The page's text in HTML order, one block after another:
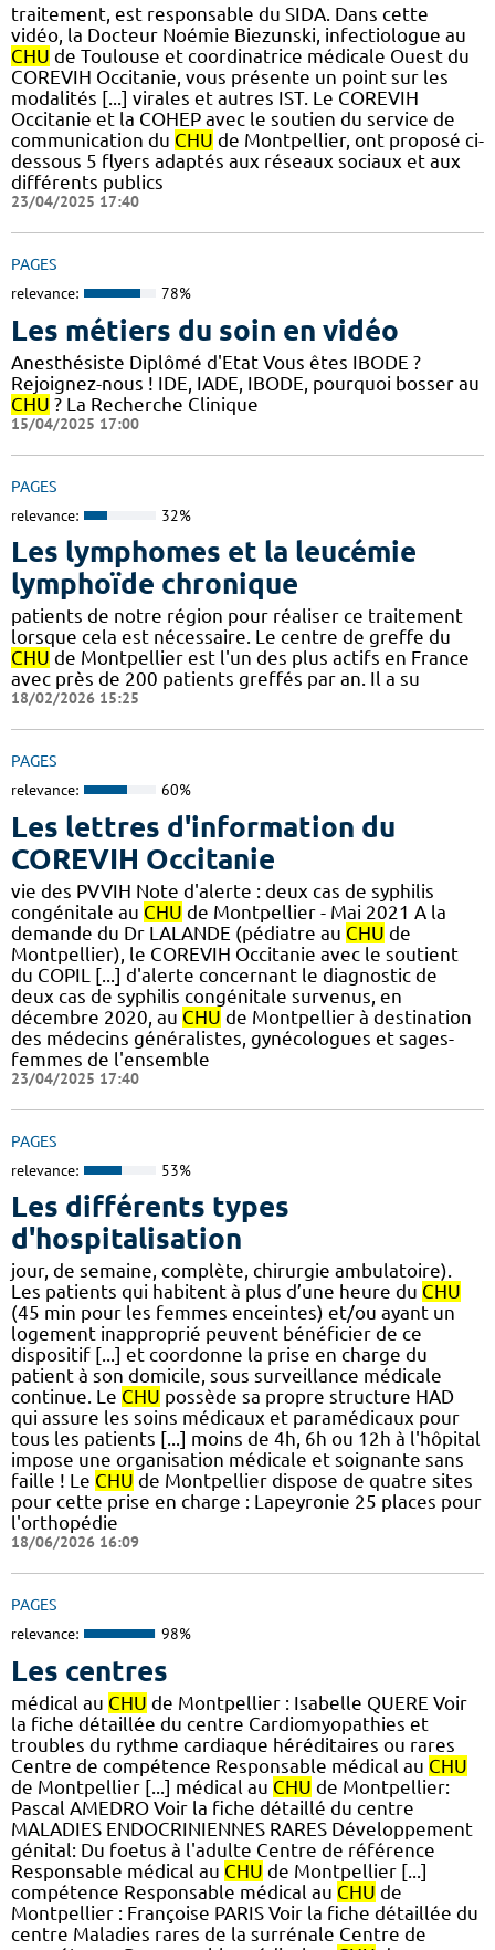
traitement, est responsable du SIDA. Dans cette
vidéo, la Docteur Noémie Biezunski, infectiologue au
CHU de Toulouse et coordinatrice médicale Ouest du
COREVIH Occitanie, vous présente un point sur les
modalités [...] virales et autres IST. Le COREVIH
Occitanie et la COHEP avec le soutien du service de
communication du CHU de Montpellier, ont proposé ci-
dessous 5 flyers adaptés aux réseaux sociaux et aux
différents publics
23/04/2025 17:40
PAGES
relevance: 78%
Les métiers du soin en vidéo
Anesthésiste Diplômé d'Etat Vous êtes IBODE ?
Rejoignez-nous ! IDE, IADE, IBODE, pourquoi bosser au
CHU ? La Recherche Clinique
15/04/2025 17:00
PAGES
relevance: 32%
Les lymphomes et la leucémie
lymphoïde chronique
patients de notre région pour réaliser ce traitement
lorsque cela est nécessaire. Le centre de greffe du
CHU de Montpellier est l'un des plus actifs en France
avec près de 200 patients greffés par an. Il a su
18/02/2026 15:25
PAGES
relevance: 60%
Les lettres d'information du
COREVIH Occitanie
vie des PVVIH Note d'alerte : deux cas de syphilis
congénitale au CHU de Montpellier - Mai 2021 A la
demande du Dr LALANDE (pédiatre au CHU de
Montpellier), le COREVIH Occitanie avec le soutient
du COPIL [...] d'alerte concernant le diagnostic de
deux cas de syphilis congénitale survenus, en
décembre 2020, au CHU de Montpellier à destination
des médecins généralistes, gynécologues et sages-
femmes de l'ensemble
23/04/2025 17:40
PAGES
relevance: 53%
Les différents types
d'hospitalisation
jour, de semaine, complète, chirurgie ambulatoire).
Les patients qui habitent à plus d’une heure du CHU
(45 min pour les femmes enceintes) et/ou ayant un
logement inapproprié peuvent bénéficier de ce
dispositif [...] et coordonne la prise en charge du
patient à son domicile, sous surveillance médicale
continue. Le CHU possède sa propre structure HAD
qui assure les soins médicaux et paramédicaux pour
tous les patients [...] moins de 4h, 6h ou 12h à l'hôpital
impose une organisation médicale et soignante sans
faille ! Le CHU de Montpellier dispose de quatre sites
pour cette prise en charge : Lapeyronie 25 places pour
l'orthopédie
18/06/2026 16:09
PAGES
relevance: 98%
Les centres
médical au CHU de Montpellier : Isabelle QUERE Voir
la fiche détaillée du centre Cardiomyopathies et
troubles du rythme cardiaque héréditaires ou rares
Centre de compétence Responsable médical au CHU
de Montpellier [...] médical au CHU de Montpellier:
Pascal AMEDRO Voir la fiche détaillé du centre
MALADIES ENDOCRINIENNES RARES Développement
génital: Du foetus à l'adulte Centre de référence
Responsable médical au CHU de Montpellier [...]
compétence Responsable médical au CHU de
Montpellier : Françoise PARIS Voir la fiche détaillée du
centre Maladies rares de la surrénale Centre de